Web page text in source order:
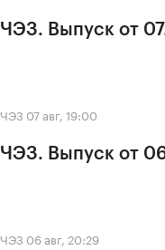
ЧЭЗ. Выпуск от
ЧЭЗ 07 авг, 19:00
ЧЭЗ. Выпуск от
ЧЭЗ 06 авг, 20:29